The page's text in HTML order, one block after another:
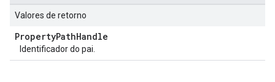
Valores de retorno
PropertyPathHandle
Identificador do pai.